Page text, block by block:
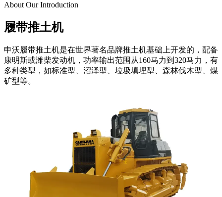
About Our Introduction
履带推土机
申沃履带推土机是在世界著名品牌推土机基础上开发的，配备
康明斯或潍柴发动机，功率输出范围从160马力到320马力，有
多种类型，如标准型、沼泽型、垃圾填埋型、森林伐木型、煤
矿型等。